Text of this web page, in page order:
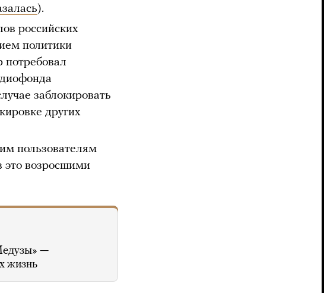
).
российских
политики
потребовал
заблокировать
других
пользователям
это возросшими
—
жизнь